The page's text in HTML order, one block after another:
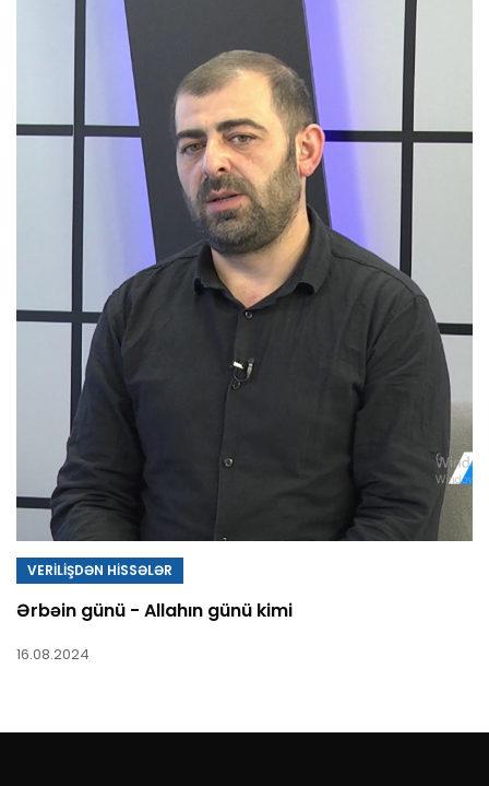
VERİLİŞDƏN HİSSƏLƏR
Ərbəin günü - Allahın günü kimi
16.08.2024